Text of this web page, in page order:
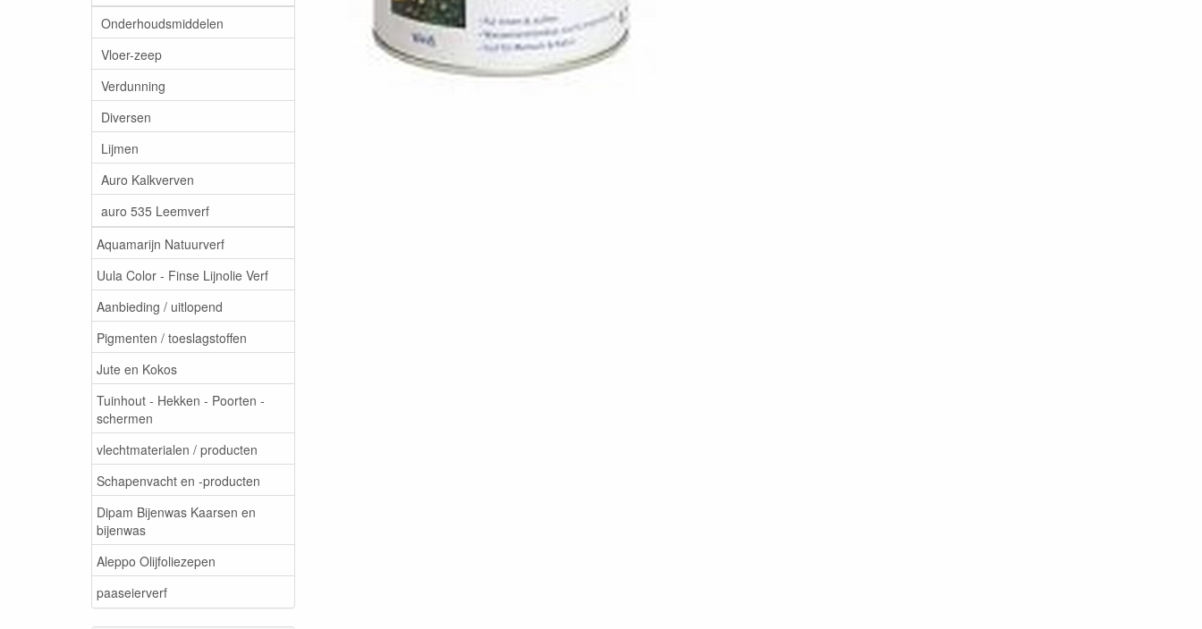
Onderhoudsmiddelen
Vloer-zeep
Verdunning
Diversen
Lijmen
Auro Kalkverven
auro 535 Leemverf
Aquamarijn Natuurverf
Uula Color - Finse Lijnolie Verf
Aanbieding / uitlopend
Pigmenten / toeslagstoffen
Jute en Kokos
Tuinhout - Hekken - Poorten -
schermen
vlechtmaterialen / producten
Schapenvacht en -producten
Dipam Bijenwas Kaarsen en
bijenwas
Aleppo Olijfoliezepen
paaseierverf